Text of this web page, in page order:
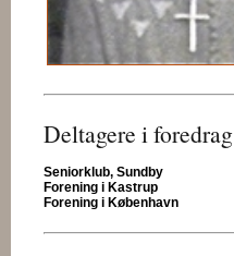
Deltagere i foredrag
Seniorklub, Sundby
Forening i Kastrup
Forening i København